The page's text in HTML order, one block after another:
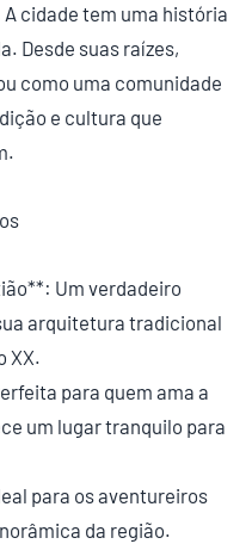
cidade tem uma história
Desde suas raízes,
como uma comunidade
e cultura que
Um verdadeiro
arquitetura tradicional
XX.
para quem ama a
um lugar tranquilo para
para os aventureiros
da região.